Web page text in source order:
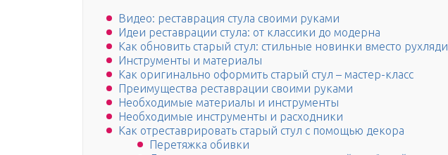
Видео: реставрация стула своими руками
Идеи реставрации стула: от классики до модерна
Как обновить старый стул: стильные новинки вместо рухляди
Инструменты и материалы
Как оригинально оформить старый стул – мастер-класс
Преимущества реставрации своими руками
Необходимые материалы и инструменты
Необходимые инструменты и расходники
Как отреставрировать старый стул с помощью декора
Перетяжка обивки